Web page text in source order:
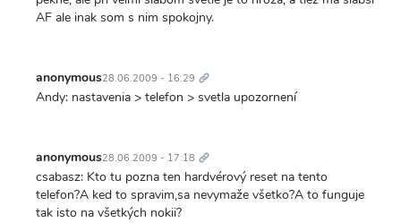
AF ale inak som s nim spokojny.
anonymous28.06.2009 - 16:29 odkaz
Andy: nastavenia > telefon > svetla upozornení
anonymous28.06.2009 - 17:18 odkaz
csabasz: Kto tu pozna ten hardvérový reset na tento
telefon?A ked to spravim,sa nevymaže všetko?A to funguje
tak isto na všetkých nokii?